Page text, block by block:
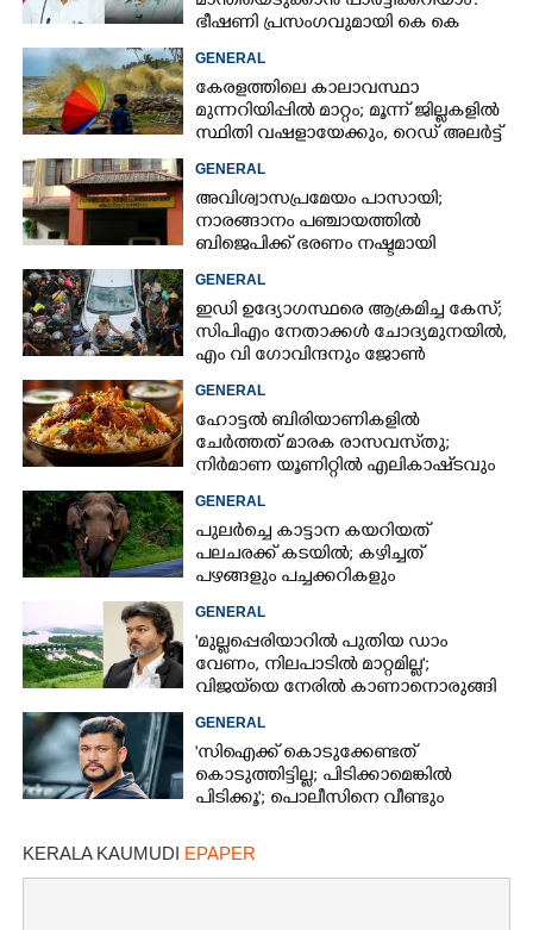
ഭീഷണി പ്രസംഗവുമായി കെ കെ
GENERAL
കേരളത്തിലെ കാലാവസ്ഥാ
മുന്നറിയിപ്പിൽ മാറ്റം; മൂന്ന് ജില്ലകളിൽ
സ്ഥിതി വഷളായേക്കും, റെഡ് അലർട്ട്
GENERAL
അവിശ്വാസപ്രമേയം പാസായി;
നാരങ്ങാനം പഞ്ചായത്തിൽ
ബിജെപിക്ക് ഭരണം നഷ്ടമായി
GENERAL
ഇഡി ഉദ്യോഗസ്ഥരെ ആക്രമിച്ച കേസ്;
സിപിഎം നേതാക്കൾ ചോദ്യമുനയിൽ,
എം വി ഗോവിന്ദനും ജോൺ
GENERAL
ഹോട്ടൽ ബിരിയാണികളിൽ
ചേർത്തത് മാരക രാസവസ്‌തു;
നിർമാണ യൂണിറ്റിൽ എലികാഷ്‌ടവും
GENERAL
പുലർച്ചെ കാട്ടാന കയറിയത്
പലചരക്ക് കടയിൽ; കഴിച്ചത്
പഴങ്ങളും പച്ചക്കറികളും
GENERAL
'മുല്ലപ്പെരിയാറിൽ പുതിയ ഡാം
വേണം, നിലപാടിൽ മാറ്റമില്ല';
വിജയ്‌യെ നേരിൽ കാണാനൊരുങ്ങി
GENERAL
'സിഐക്ക് കൊടുക്കേണ്ടത്
കൊടുത്തിട്ടില്ല; പിടിക്കാമെങ്കിൽ
പിടിക്കൂ'; പൊലീസിനെ വീണ്ടും
KERALA KAUMUDI EPAPER
Share this link
Copy Link